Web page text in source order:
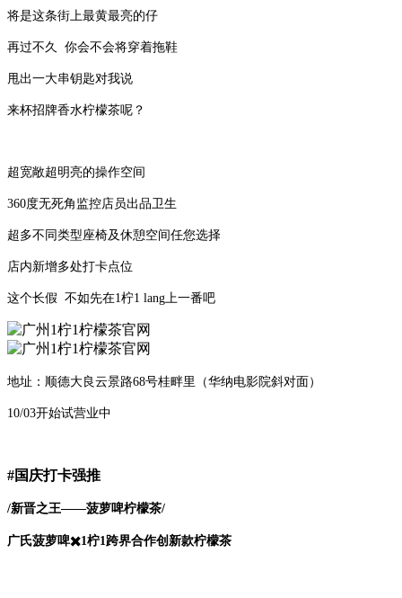
将是这条街上最黄最亮的仔
再过不久 你会不会将穿着拖鞋
甩出一大串钥匙对我说
来杯招牌香水柠檬茶呢？
超宽敞超明亮的操作空间
360度无死角监控店员出品卫生
超多不同类型座椅及休憩空间任您选择
店内新增多处打卡点位
这个长假 不如先在1柠1 lang上一番吧
地址：顺德大良云景路68号桂畔里（华纳电影院斜对面）
10/03开始试营业中
#国庆打卡强推
/新晋之王——菠萝啤柠檬茶/
广氏菠萝啤✖️1柠1跨界合作创新款柠檬茶